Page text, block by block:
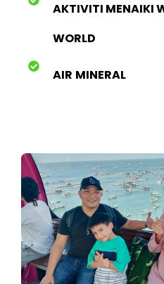
AKTIVITI MENAIKI
WORLD
AIR MINERAL